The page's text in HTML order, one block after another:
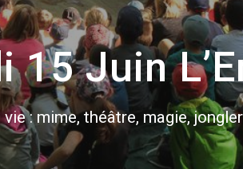
15 Juin
: mime, théâtre, magie,